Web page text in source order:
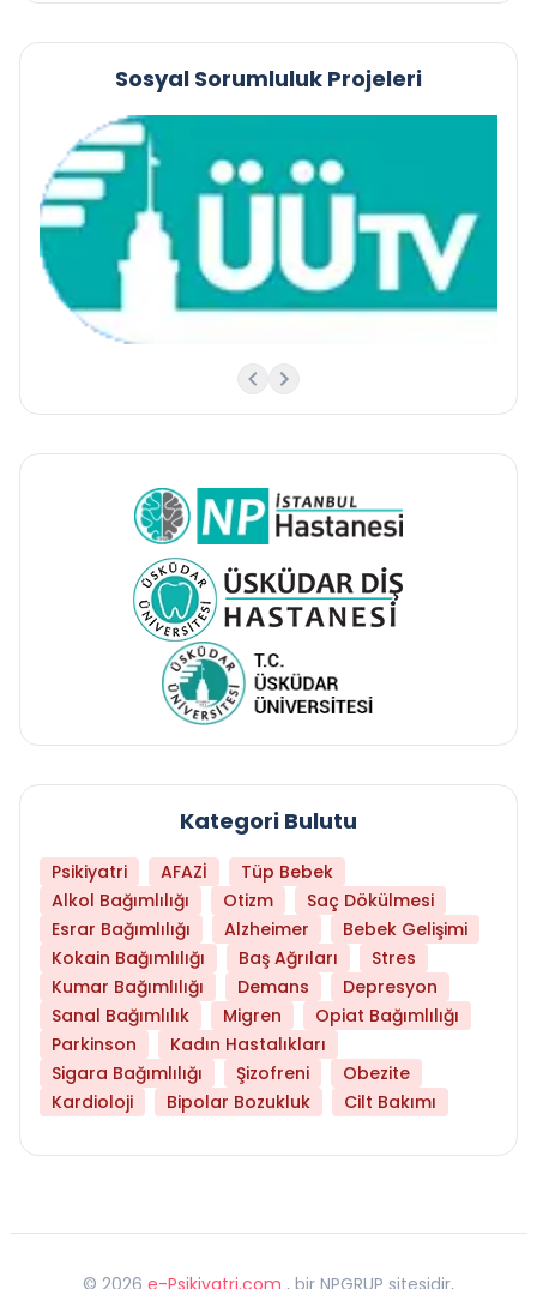
Sosyal Sorumluluk Projeleri
Kategori Bulutu
Psikiyatri AFAZİ
Tüp Bebek
Alkol Bağımlılığı
Otizm
Saç Dökülmesi
Esrar Bağımlılığı
Alzheimer
Bebek Gelişimi
Kokain Bağımlılığı
Baş Ağrıları
Stres
Kumar Bağımlılığı
Demans
Depresyon
Sanal Bağımlılık
Migren
Opiat Bağımlılığı
Parkinson
Kadın Hastalıkları
Sigara Bağımlılığı
Şizofreni
Obezite
Kardioloji
Bipolar Bozukluk Cilt Bakımı
© 2026 e-Psikiyatri.com , bir NPGRUP sitesidir,